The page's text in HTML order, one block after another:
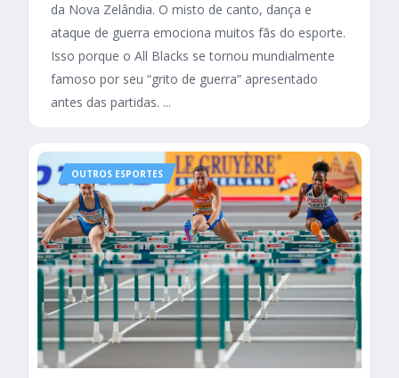
da Nova Zelândia. O misto de canto, dança e
ataque de guerra emociona muitos fãs do esporte.
Isso porque o All Blacks se tornou mundialmente
famoso por seu “grito de guerra” apresentado
antes das partidas. ...
OUTROS ESPORTES